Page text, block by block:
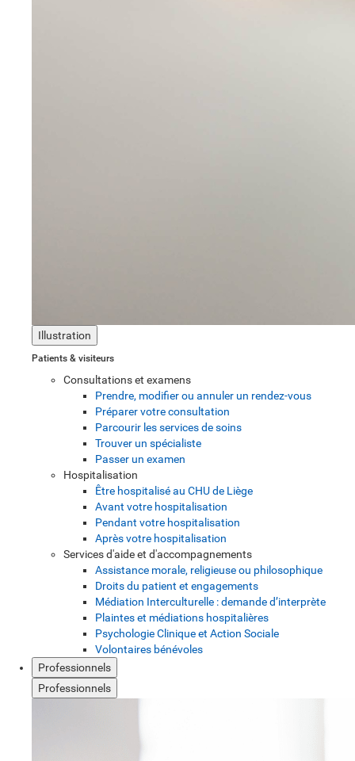
Illustration
Patients & visiteurs
Consultations et examens
Prendre, modifier ou annuler un rendez-vous
Préparer votre consultation
Parcourir les services de soins
Trouver un spécialiste
Passer un examen
Hospitalisation
Être hospitalisé au CHU de Liège
Avant votre hospitalisation
Pendant votre hospitalisation
Après votre hospitalisation
Services d'aide et d'accompagnements
Assistance morale, religieuse ou philosophique
Droits du patient et engagements
Médiation Interculturelle : demande d’interprète
Plaintes et médiations hospitalières
Psychologie Clinique et Action Sociale
Volontaires bénévoles
Professionnels
Professionnels